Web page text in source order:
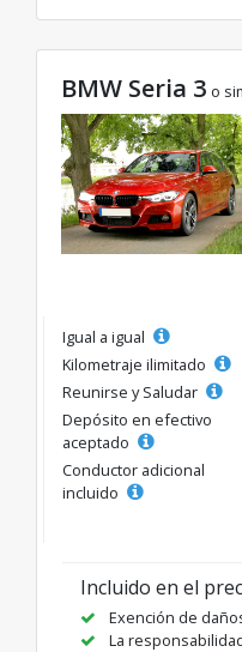
BMW Seria 3 o
Igual a igual
Kilometraje ilimitado
Reunirse y Saludar
Depósito en efectivo
aceptado
Conductor adicional
incluido
Incluido en el
Exención de
La